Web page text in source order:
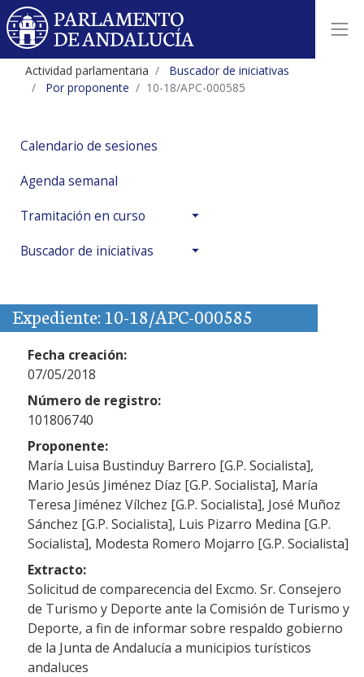
Actividad parlamentaria
Buscador de iniciativas
Por proponente
10-18/APC-000585
Calendario de sesiones
Agenda semanal
Tramitación en curso
Buscador de iniciativas
Expediente: 10-18/APC-000585
Fecha creación:
07/05/2018
Número de registro:
101806740
Proponente:
María Luisa Bustinduy Barrero [G.P. Socialista],
Mario Jesús Jiménez Díaz [G.P. Socialista], María
Teresa Jiménez Vílchez [G.P. Socialista], José Muñoz
Sánchez [G.P. Socialista], Luis Pizarro Medina [G.P.
Socialista], Modesta Romero Mojarro [G.P. Socialista]
Extracto:
Solicitud de comparecencia del Excmo. Sr. Consejero
de Turismo y Deporte ante la Comisión de Turismo y
Deporte, a fin de informar sobre respaldo gobierno
de la Junta de Andalucía a municipios turísticos
andaluces